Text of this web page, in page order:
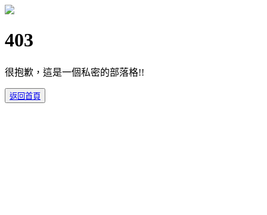
403
很抱歉，這是一個私密的部落格!!
返回首頁